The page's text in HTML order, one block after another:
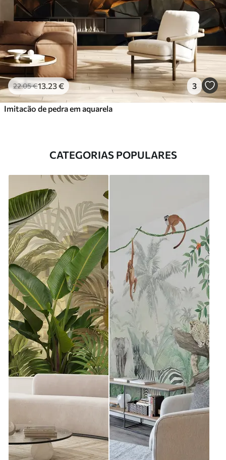
22.05€13 .23€ 3
Imitacão de pedra em aquarela
CATEGORIAS POPULARES